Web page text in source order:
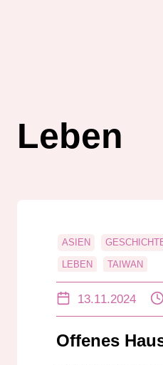
Leben
ASIEN
LEBEN TAIWAN
13.11.2024
Offenes